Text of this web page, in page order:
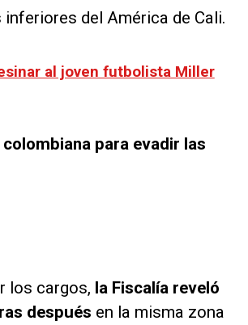
del América de Cali.
al joven futbolista Miller
para evadir las
los cargos, la Fiscalía reveló
después en la misma zona